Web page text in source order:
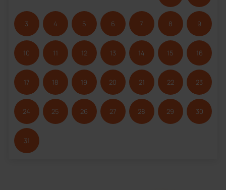
3 4 5 6 7 8 9
10 11 12 13 14 15 16
17 18 19 20 21 22 23
24 25 26 27 28 29 30
31